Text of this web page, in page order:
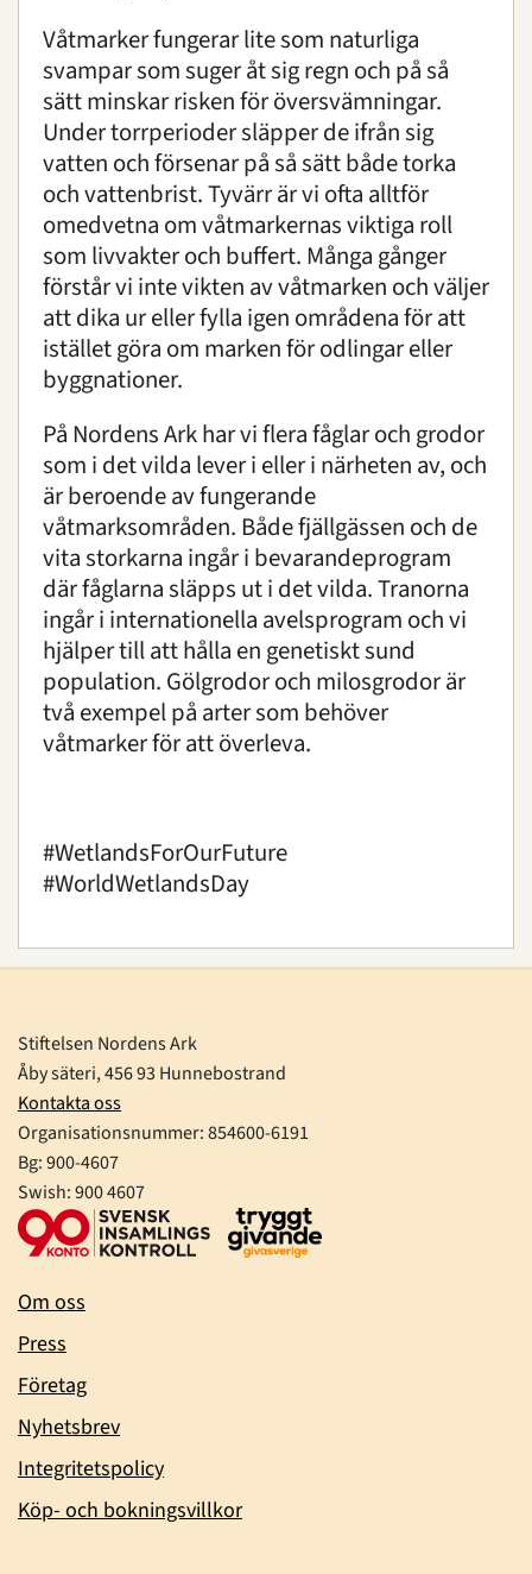
Våtmarker fungerar lite som naturliga
svampar som suger åt sig regn och på så
sätt minskar risken för översvämningar.
Under torrperioder släpper de ifrån sig
vatten och försenar på så sätt både torka
och vattenbrist. Tyvärr är vi ofta alltför
omedvetna om våtmarkernas viktiga roll
som livvakter och buffert. Många gånger
förstår vi inte vikten av våtmarken och väljer
att dika ur eller fylla igen områdena för att
istället göra om marken för odlingar eller
byggnationer.
På Nordens Ark har vi flera fåglar och grodor
som i det vilda lever i eller i närheten av, och
är beroende av fungerande
våtmarksområden. Både fjällgässen och de
vita storkarna ingår i bevarandeprogram
där fåglarna släpps ut i det vilda. Tranorna
ingår i internationella avelsprogram och vi
hjälper till att hålla en genetiskt sund
population. Gölgrodor och milosgrodor är
två exempel på arter som behöver
våtmarker för att överleva.
#WetlandsForOurFuture
#WorldWetlandsDay
Stiftelsen Nordens Ark
Åby säteri, 456 93 Hunnebostrand
Kontakta oss
Organisationsnummer:854600-6191
Bg: 900-4607
Swish: 900 4607
Om oss
Press
Företag
Nyhetsbrev
Integritetspolicy
Köp- och bokningsvillkor